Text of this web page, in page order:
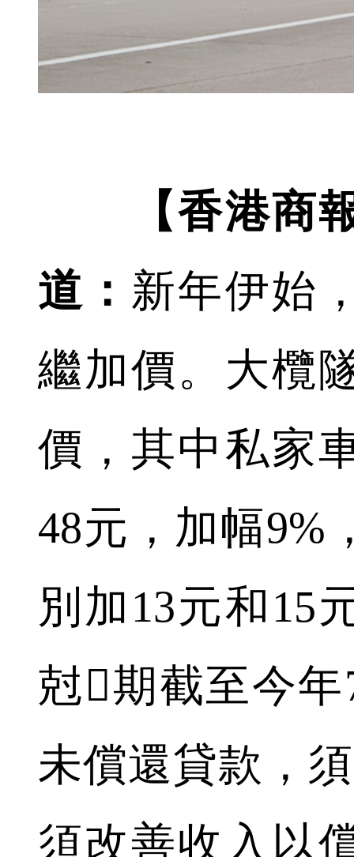
【香港商
道： 新年伊始
繼加價。大欖
價，其中私家
48元，加幅9%
別加13元和
尅期截至今
未償還貸款，
須改善收入以